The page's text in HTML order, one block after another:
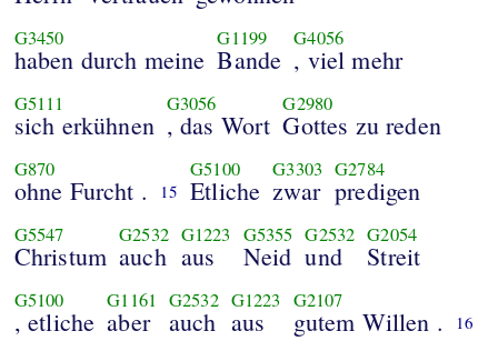
G3450
haben durch meine
G1199
Bande
G4056
, viel mehr
G5111
sich erkühnen
G3056
, das Wort
G2980
Gottes zu reden
G870
ohne Furcht . 15
G5100
Etliche
G3303
zwar
G2784
predigen
G5547
Christum
G2532
auch
G1223
aus
G5355
Neid
G2532
und
G2054
Streit
G5100
, etliche
G1161
aber
G2532
auch
G1223
aus
G2107
gutem Willen . 16